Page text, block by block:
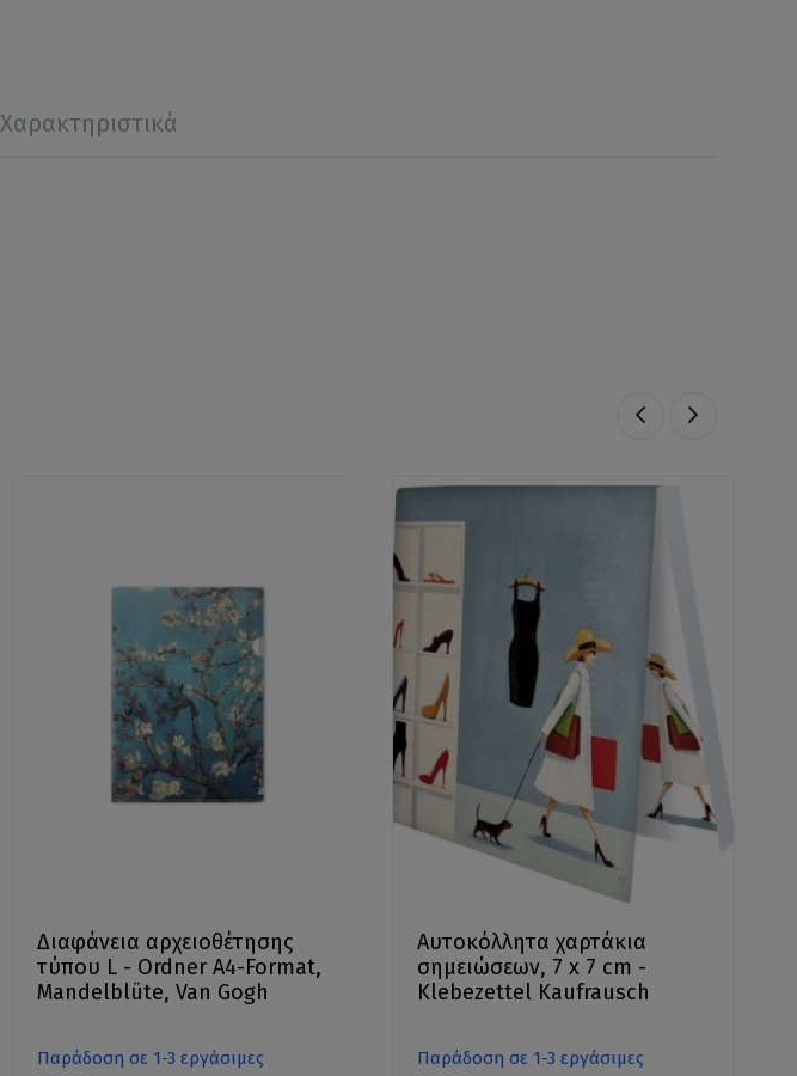
Χαρακτηριστικά
Διαφάνεια αρχειοθέτησης
τύπου L - Ordner A4-Format,
Mandelblüte, Van Gogh
Παράδοση σε 1-3 εργάσιμες
Αυτοκόλλητα χαρτάκια
σημειώσεων, 7 x 7 cm -
Klebezettel Kaufrausch
Παράδοση σε 1-3 εργάσιμες